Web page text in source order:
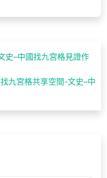
史–中國找九宮格見證作
九宮格共享空間-文史–中